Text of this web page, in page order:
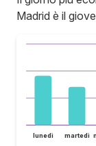
Madrid è il
lunedì martedì